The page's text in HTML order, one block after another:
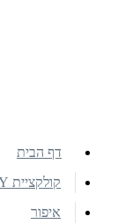
דף הבית
קולקציית MAYA KEYY
איפור